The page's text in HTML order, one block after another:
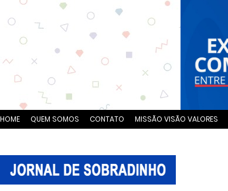
HOME QUEM SOMOS CONTATO MISSÃO VISÃO VALORES